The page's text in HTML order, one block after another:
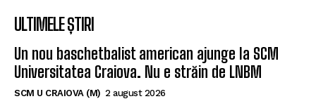
ULTIMELE ȘTIRI
Un nou baschetbalist american ajunge la SCM
Universitatea Craiova. Nu e străin de LNBM
SCM U CRAIOVA (M) 2 august 2026